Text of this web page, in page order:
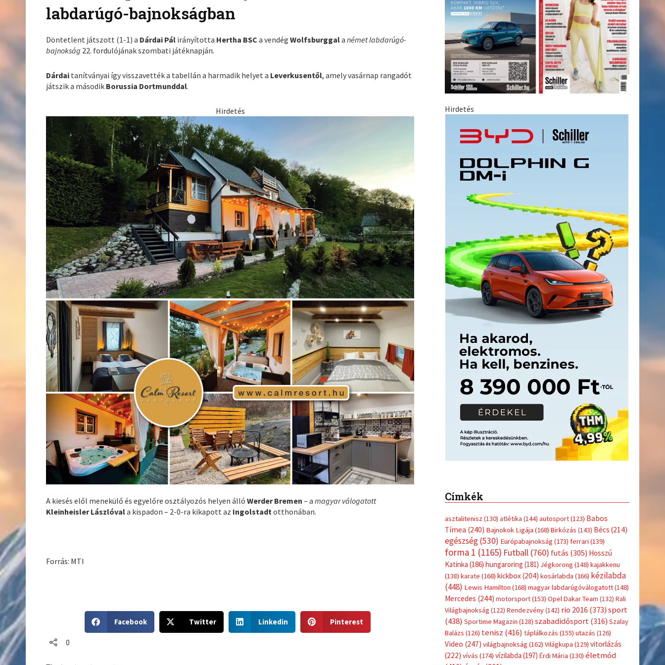
labdarúgó-bajnokságban
Döntetlent játszott (1-1) a Dárdai Pál irányította Hertha BSC a vendégWolfsburggalanémet labdarúgó-
bajnokság 22. fordulójának szombati játéknapján.
Dárdai tanítványai így visszavették a tabellán a harmadik helyet a Leverkusentől, amely vasárnap rangadót
játszik a második Borussia Dortmunddal.
Hirdetés
A kiesés elől menekülő és egyelőre osztályozós helyen állóWerder Bremen – amagyar válogatott
Kleinheisler Lászlóvala kispadon – 2-0-ra kikapott az Ingolstadt otthonában.
Forrás: MTI
h
Facebook
h
Twitter
h
Linkedin
h
Pinterest
0
Hirdetés
Címkék
asztalitenisz (130) atlétika (144) autosport(123) Babos
Tímea (240) Bajnokok Ligája (168) Birkózás (143) Bécs (214)
egészség(530) Európabajnokság (173) ferrari (139)
forma 1 (1165) Futball(760) futás (305) Hosszú
Katinka (186) hungaroring (181) Jégkorong (148) kajakkenu
(138) karate (168) kickbox(204) kosárlabda (166) kézilabda
(448) Lewis Hamilton (168) magyar labdarúgóválogatott(148)
Mercedes (244) motorsport(153) Opel Dakar Team (132) Rali
Világbajnokság (122) Rendezvény(142) rio 2016 (373) sport
(438) Sportime Magazin (128) szabadidősport (316) Szalay
Balázs (126) tenisz (416) táplálkozás (155) utazás (126)
Video (247) világbajnokság (162) Világkupa (129) vitorlázás
(222) vívás (174) vízilabda (197) Érdi Mária (130) életmód